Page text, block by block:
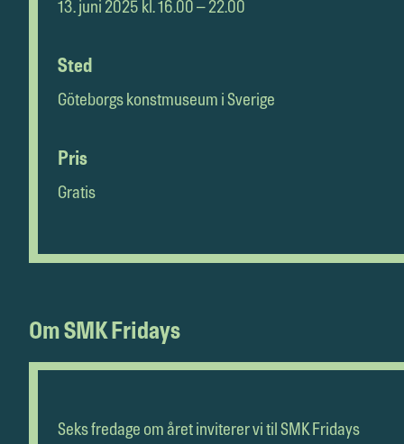
13. juni 2025 kl. 16.00 – 22.00
Sted
Göteborgs konstmuseum i Sverige
Pris
Gratis
Om SMK Fridays
Seks fredage om året inviterer vi til SMK Fridays